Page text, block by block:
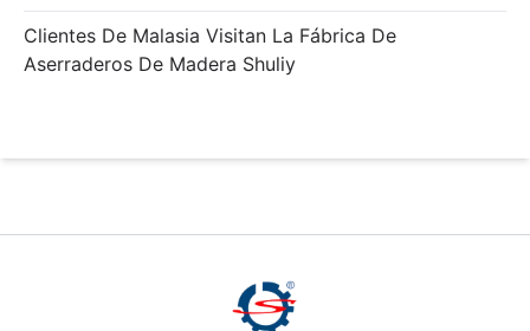
Clientes De Malasia Visitan La Fábrica De
Aserraderos De Madera Shuliy